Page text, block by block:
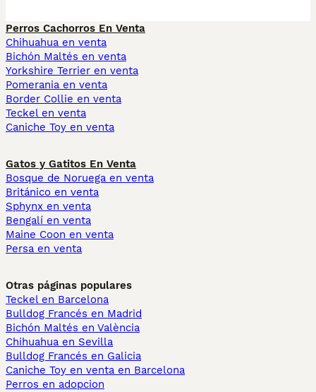
Perros Cachorros En Venta
Chihuahua en venta
Bichón Maltés en venta
Yorkshire Terrier en venta
Pomerania en venta
Border Collie en venta
Teckel en venta
Caniche Toy en venta
Gatos y Gatitos En Venta
Bosque de Noruega en venta
Británico en venta
Sphynx en venta
Bengalí en venta
Maine Coon en venta
Persa en venta
Otras páginas populares
Teckel en Barcelona
Bulldog Francés en Madrid
Bichón Maltés en València
Chihuahua en Sevilla
Bulldog Francés en Galicia
Caniche Toy en venta en Barcelona
Perros en adopcion